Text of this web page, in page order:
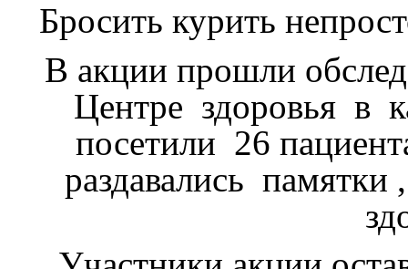
Бросить курить
В акции прошли
Центре здоровья в
посетили 26
раздавались памятки